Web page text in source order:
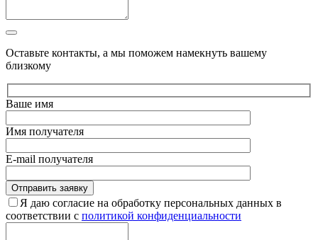
Оставьте контакты, а мы поможем намекнуть вашему
близкому
Ваше имя
Имя получателя
E-mail получателя
Я даю согласие на обработку персональных данных в
соответствии с политикой конфиденциальности